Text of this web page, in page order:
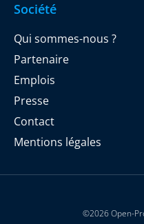
Société
Qui sommes-nous ?
Partenaire
Emplois
Presse
Contact
Mentions légales
©2026 Open-